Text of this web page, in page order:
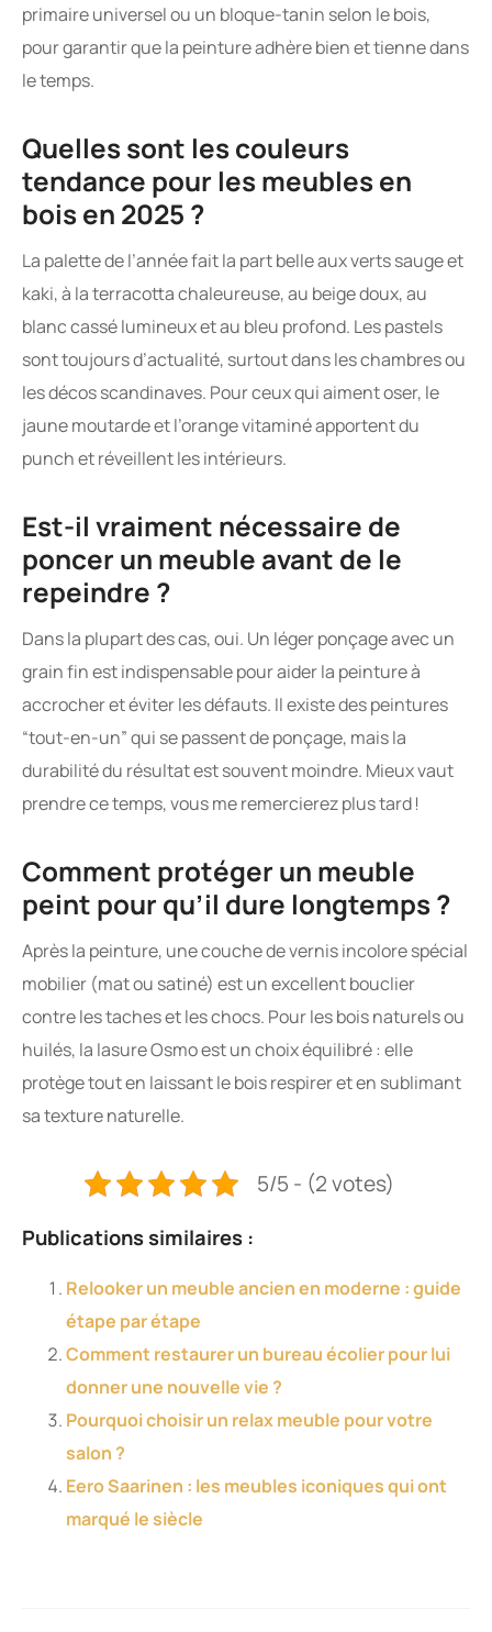
primaire universel ou un bloque-tanin selon le bois,
pour garantir que la peinture adhère bien et tienne dans
le temps.
Quelles sont les couleurs
tendance pour les meubles en
bois en 2025 ?
La palette de l’année fait la part belle aux verts sauge et
kaki, à la terracotta chaleureuse, au beige doux, au
blanc cassé lumineux et au bleu profond. Les pastels
sont toujours d’actualité, surtout dans les chambres ou
les décos scandinaves. Pour ceux qui aiment oser, le
jaune moutarde et l’orange vitaminé apportent du
punch et réveillent les intérieurs.
Est-il vraiment nécessaire de
poncer un meuble avant de le
repeindre ?
Dans la plupart des cas, oui. Un léger ponçage avec un
grain fin est indispensable pour aider la peinture à
accrocher et éviter les défauts. Il existe des peintures
“tout-en-un” qui se passent de ponçage, mais la
durabilité du résultat est souvent moindre. Mieux vaut
prendre ce temps, vous me remercierez plus tard !
Comment protéger un meuble
peint pour qu’il dure longtemps ?
Après la peinture, une couche de vernis incolore spécial
mobilier (mat ou satiné) est un excellent bouclier
contre les taches et les chocs. Pour les bois naturels ou
huilés, la lasure Osmo est un choix équilibré : elle
protège tout en laissant le bois respirer et en sublimant
sa texture naturelle.
5/5 - (2 votes)
Publications similaires :
Relooker un meuble ancien en moderne : guide
étape par étape
Comment restaurer un bureau écolier pour lui
donner une nouvelle vie ?
Pourquoi choisir un relax meuble pour votre
salon ?
Eero Saarinen : les meubles iconiques qui ont
marqué le siècle